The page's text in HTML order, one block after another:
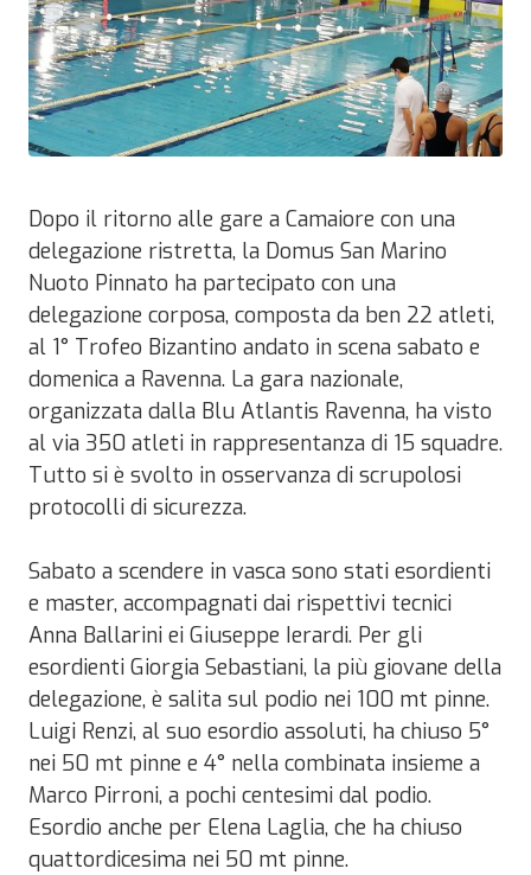
Dopo il ritorno alle gare a Camaiore con una
delegazione ristretta, la Domus San Marino
Nuoto Pinnato ha partecipato con una
delegazione corposa, composta da ben 22 atleti,
al 1° Trofeo Bizantino andato in scena sabato e
domenica a Ravenna. La gara nazionale,
organizzata dalla Blu Atlantis Ravenna, ha visto
al via 350 atleti in rappresentanza di 15 squadre.
Tutto si è svolto in osservanza di scrupolosi
protocolli di sicurezza.
Sabato a scendere in vasca sono stati esordienti
e master, accompagnati dai rispettivi tecnici
Anna Ballarini ei Giuseppe Ierardi. Per gli
esordienti Giorgia Sebastiani, la più giovane della
delegazione, è salita sul podio nei 100 mt pinne.
Luigi Renzi, al suo esordio assoluti, ha chiuso 5°
nei 50 mt pinne e 4° nella combinata insieme a
Marco Pirroni, a pochi centesimi dal podio.
Esordio anche per Elena Laglia, che ha chiuso
quattordicesima nei 50 mt pinne.